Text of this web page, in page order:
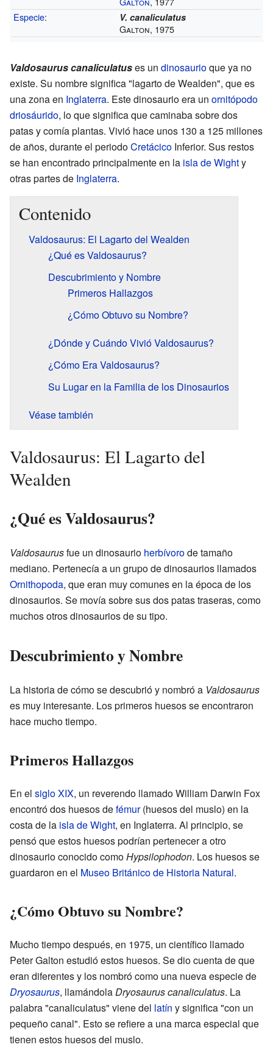
Especie: V. canaliculatus
Galton, 1975
Valdosaurus canaliculatuses un dinosaurioque ya no
existe. Su nombre significa "lagarto de Wealden", que es
una zona en Inglaterra. Este dinosaurio era un ornitópodo
driosáurido, lo que significa que caminaba sobre dos
patas y comía plantas. Vivió hace unos 130 a 125 millones
de años, durante el periodoCretácico Inferior. Sus restos
se han encontrado principalmente en la isla de Wighty
otras partes de Inglaterra.
Contenido
Valdosaurus: El Lagarto del Wealden
¿Qué es Valdosaurus?
Descubrimiento y Nombre
Primeros Hallazgos
¿Cómo Obtuvo su Nombre?
¿Dónde y Cuándo Vivió Valdosaurus?
¿Cómo Era Valdosaurus?
Su Lugar en la Familia de los Dinosaurios
Véase también
Valdosaurus: El Lagarto del
Wealden
¿Qué es Valdosaurus?
Valdosaurusfue un dinosaurio herbívorode tamaño
mediano. Pertenecía a un grupo de dinosaurios llamados
Ornithopoda, que eran muy comunes en la época de los
dinosaurios. Se movía sobre sus dos patas traseras, como
muchos otros dinosaurios de su tipo.
Descubrimiento y Nombre
La historia de cómo se descubrió y nombró a Valdosaurus
es muy interesante. Los primeros huesos se encontraron
hace mucho tiempo.
Primeros Hallazgos
En el siglo XIX, un reverendo llamado William Darwin Fox
encontró dos huesos defémur(huesos del muslo) en la
costa de la isla de Wight, en Inglaterra. Al principio, se
pensó que estos huesos podrían pertenecer a otro
dinosaurio conocido comoHypsilophodon. Los huesos se
guardaron en el Museo Británico de Historia Natural.
¿Cómo Obtuvo su Nombre?
Mucho tiempo después, en 1975, un científico llamado
Peter Galton estudió estos huesos. Se dio cuenta de que
eran diferentes y los nombró como una nueva especie de
Dryosaurus, llamándolaDryosaurus canaliculatus. La
palabra "canaliculatus" viene del latín y significa "con un
pequeño canal". Esto se refiere a una marca especial que
tienen estos huesos del muslo.